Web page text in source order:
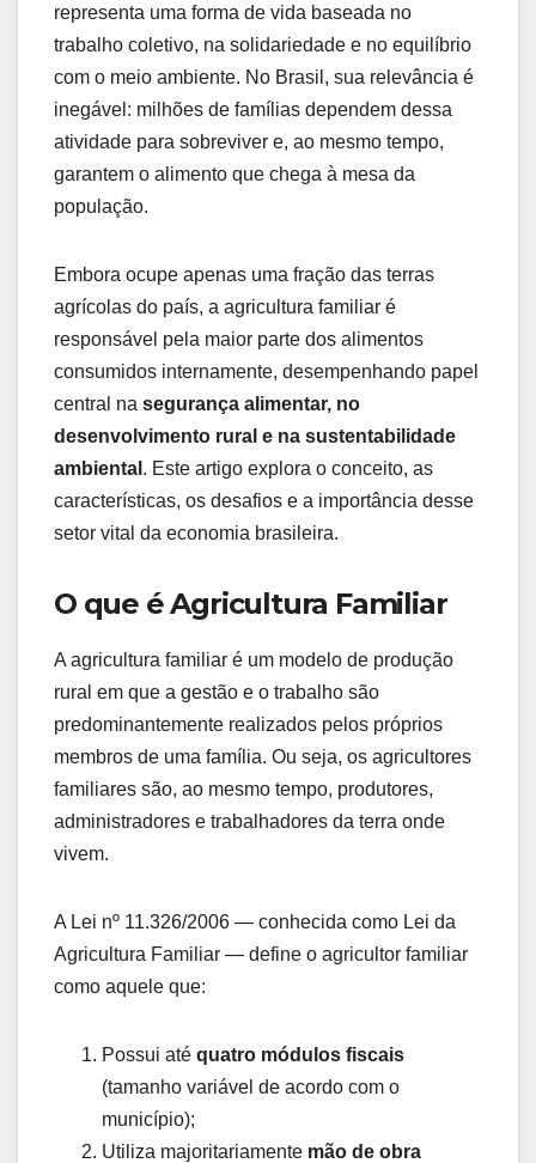
representa uma forma de vida baseada no
trabalho coletivo, na solidariedade e no equilíbrio
com o meio ambiente. No Brasil, sua relevância é
inegável: milhões de famílias dependem dessa
atividade para sobreviver e, ao mesmo tempo,
garantem o alimento que chega à mesa da
população.
Embora ocupe apenas uma fração das terras
agrícolas do país, a agricultura familiar é
responsável pela maior parte dos alimentos
consumidos internamente, desempenhando papel
central na segurança alimentar, no
desenvolvimento rural e na sustentabilidade
ambiental . Este artigo explora o conceito, as
características, os desafios e a importância desse
setor vital da economia brasileira.
O que é Agricultura Familiar
A agricultura familiar é um modelo de produção
rural em que a gestão e o trabalho são
predominantemente realizados pelos próprios
membros de uma família. Ou seja, os agricultores
familiares são, ao mesmo tempo, produtores,
administradores e trabalhadores da terra onde
vivem.
A Lei nº 11.326/2006 — conhecida como Lei da
Agricultura Familiar — define o agricultor familiar
como aquele que:
Possui até quatro módulos fiscais
(tamanho variável de acordo com o
município);
Utiliza majoritariamente mão de obra